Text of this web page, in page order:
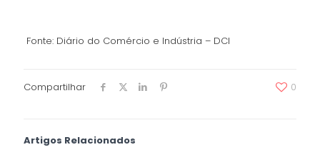
Fonte: Diário do Comércio e Indústria – DCI
Compartilhar 0
Artigos Relacionados